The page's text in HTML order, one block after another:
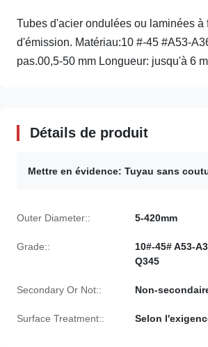
Tubes d'acier ondulées ou laminées
d'émission. Matériau:10 #-45 #A53-
pas.00,5-50 mm Longueur: jusqu'à 6
Détails de produit
Mettre en évidence: Tuyau sans
Outer Diameter:: 5-420mm
Grade::
10#-45# A53-
Q345
Secondary Or Not:: Non-
Surface Treatment:: Selon